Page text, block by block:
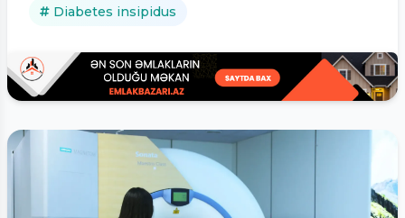
Diabetes insipidus